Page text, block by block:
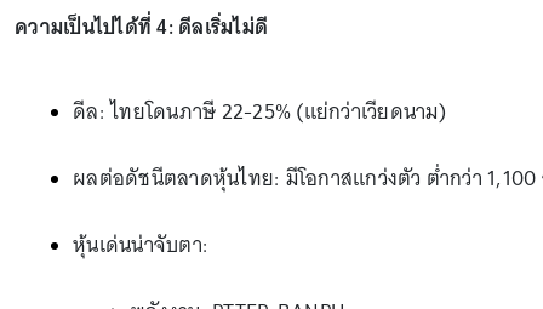
ความเป็นไปได้ที่ 4: ดีลเริ่มไม่ดี
ดีล: ไทยโดนภาษี 22-25% (แย่กว่าเวียดนาม)
ผลต่อดัชนีตลาดหุ้นไทย: มีโอกาสแกว่งตัว ต่ำกว่า
หุ้นเด่นน่าจับตา: